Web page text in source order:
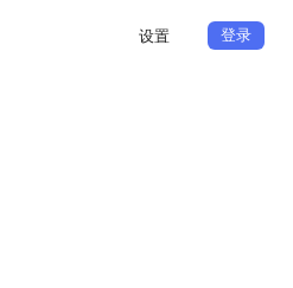
设置 登录